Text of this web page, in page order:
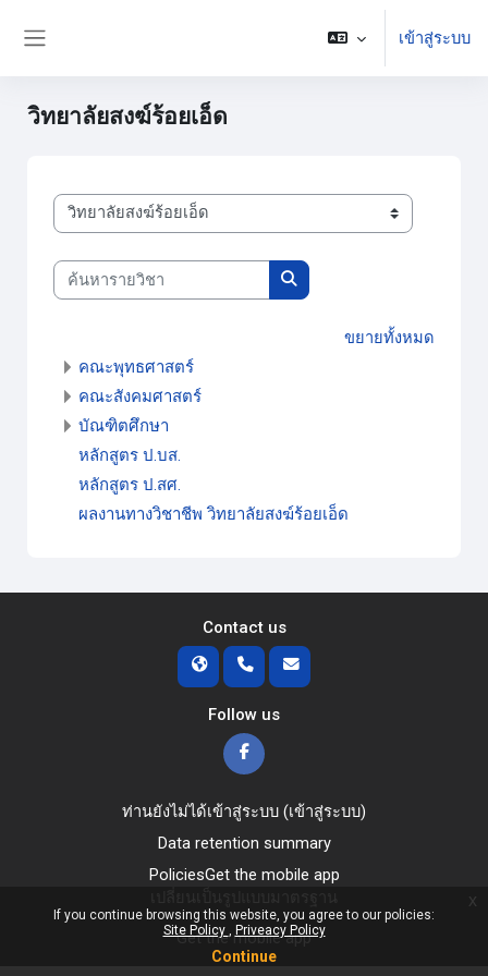
If you continue browsing this website, you agree to our policies:
Site Policy
Priveacy Policy
Continue
x
เข้าสู่ระบบ
วิทยาลัยสงฆ์ร้อยเอ็ด
ประเภทของรายวิชา
ค้นหารายวิชา
ค้นหารายวิชา
ขยายทั้งหมด
คณะพุทธศาสตร์
คณะสังคมศาสตร์
บัณฑิตศึกษา
หลักสูตร ป.บส.
หลักสูตร ป.สศ.
ผลงานทางวิชาชีพ วิทยาลัยสงฆ์ร้อยเอ็ด
Contact us
Follow us
ท่านยังไม่ได้เข้าสู่ระบบ (เข้าสู่ระบบ)
Data retention summary
PoliciesGet the mobile app
Get the mobile app